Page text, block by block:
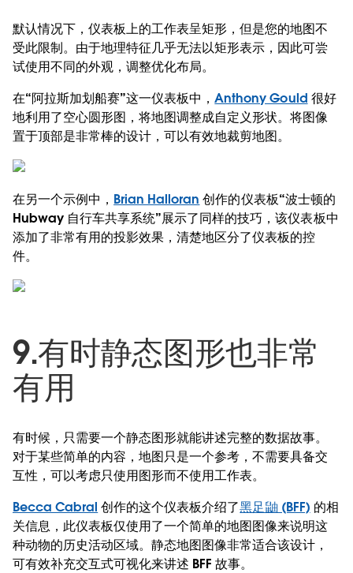
默认情况下，仪表板上的工作表呈矩形，但是您的地图不
受此限制。由于地理特征几乎无法以矩形表示，因此可尝
试使用不同的外观，调整优化布局。
在“阿拉斯加划船赛”这一仪表板中，Anthony Gould 很好
地利用了空心圆形图，将地图调整成自定义形状。将图像
置于顶部是非常棒的设计，可以有效地裁剪地图。
在另一个示例中， Brian Halloran 创作的仪表板“波士顿的
Hubway 自行车共享系统”展示了同样的技巧，该仪表板中
添加了非常有用的投影效果，清楚地区分了仪表板的控
件。
9.有时静态图形也非常
有用
有时候，只需要一个静态图形就能讲述完整的数据故事。
对于某些简单的内容，地图只是一个参考，不需要具备交
互性，可以考虑只使用图形而不使用工作表。
Becca Cabral 创作的这个仪表板介绍了黑足鼬 (BFF) 的相
关信息，此仪表板仅使用了一个简单的地图图像来说明这
种动物的历史活动区域。静态地图图像非常适合该设计，
可有效补充交互式可视化来讲述 BFF 故事。